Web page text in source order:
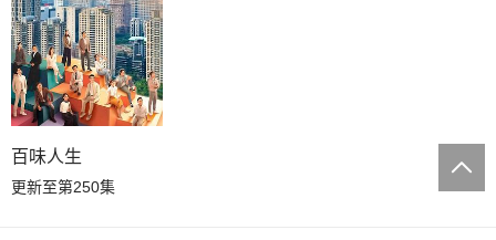
百味人生
更新至第250集